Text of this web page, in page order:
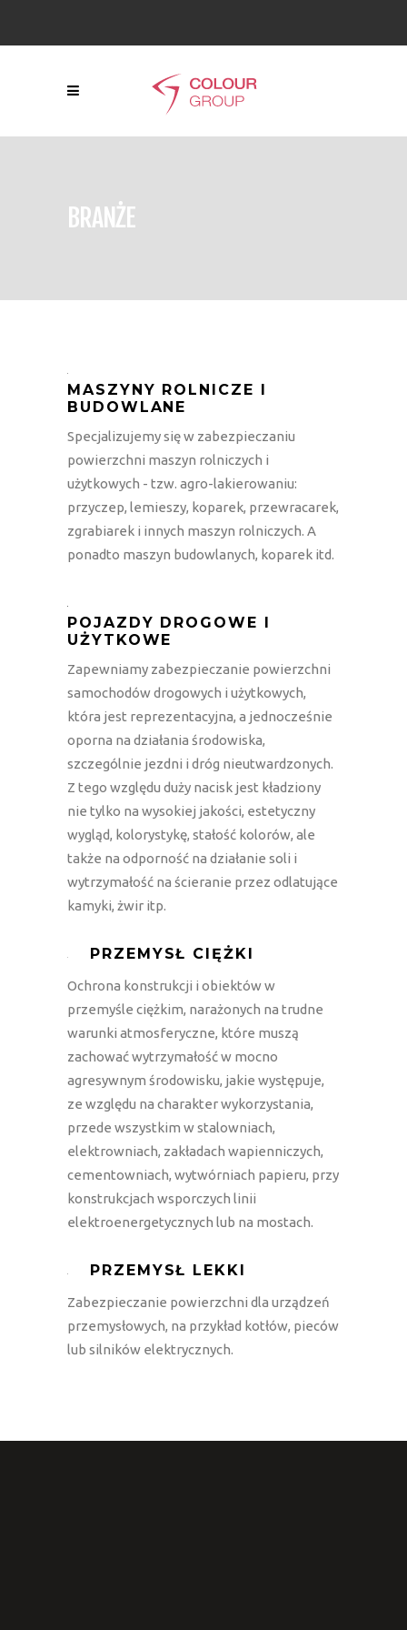
BRANŻE
MASZYNY ROLNICZE I
BUDOWLANE
Specjalizujemy się w zabezpieczaniu
powierzchni maszyn rolniczych i
użytkowych - tzw. agro-lakierowaniu:
przyczep, lemieszy, koparek, przewracarek,
zgrabiarek i innych maszyn rolniczych. A
ponadto maszyn budowlanych, koparek itd.
POJAZDY DROGOWE I
UŻYTKOWE
Zapewniamy zabezpieczanie powierzchni
samochodów drogowych i użytkowych,
która jest reprezentacyjna, a jednocześnie
oporna na działania środowiska,
szczególnie jezdni i dróg nieutwardzonych.
Z tego względu duży nacisk jest kładziony
nie tylko na wysokiej jakości, estetyczny
wygląd, kolorystykę, stałość kolorów, ale
także na odporność na działanie soli i
wytrzymałość na ścieranie przez odlatujące
kamyki, żwir itp.
PRZEMYSŁ CIĘŻKI
Ochrona konstrukcji i obiektów w
przemyśle ciężkim, narażonych na trudne
warunki atmosferyczne, które muszą
zachować wytrzymałość w mocno
agresywnym środowisku, jakie występuje,
ze względu na charakter wykorzystania,
przede wszystkim w stalowniach,
elektrowniach, zakładach wapienniczych,
cementowniach, wytwórniach papieru, przy
konstrukcjach wsporczych linii
elektroenergetycznych lub na mostach.
PRZEMYSŁ LEKKI
Zabezpieczanie powierzchni dla urządzeń
przemysłowych, na przykład kotłów, pieców
lub silników elektrycznych.